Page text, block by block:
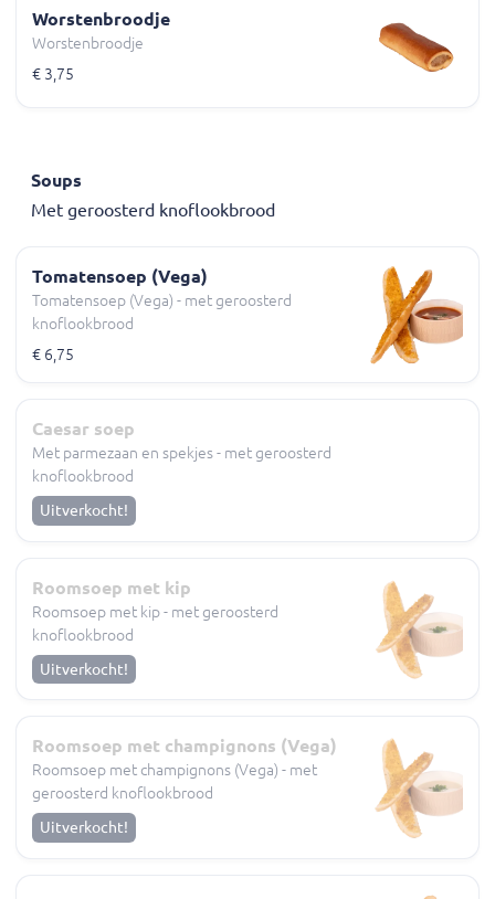
Worstenbroodje
Worstenbroodje
€ 3,75
Soups
Met geroosterd knoflookbrood
Tomatensoep (Vega)
Tomatensoep (Vega) - met geroosterd
knoflookbrood
€ 6,75
Caesar soep
Met parmezaan en spekjes - met geroosterd
knoflookbrood
Uitverkocht!
Roomsoep met kip
Roomsoep met kip - met geroosterd
knoflookbrood
Uitverkocht!
Roomsoep met champignons (Vega)
Roomsoep met champignons (Vega) - met
geroosterd knoflookbrood
Uitverkocht!